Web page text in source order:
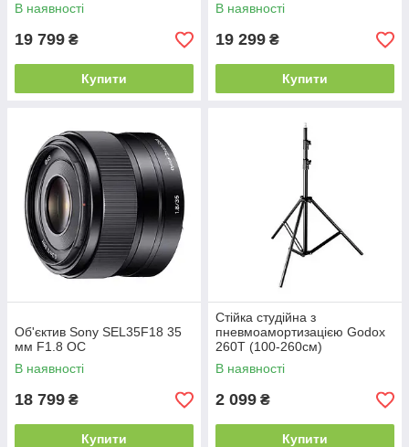
В наявності
19 799 ₴
Купити
В наявності
19 299 ₴
Купити
Об'єктив Sony SEL35F18 35
мм F1.8 ОС
В наявності
18 799 ₴
Купити
Cтійка студійна з
пневмоамортизацією Godox
260T (100-260см)
В наявності
2 099 ₴
Купити